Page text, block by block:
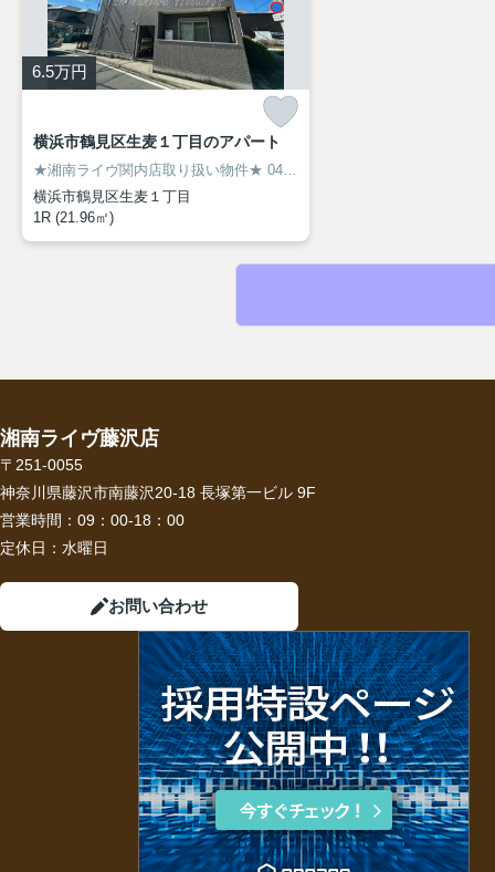
6.5万円
横浜市鶴見区生麦１丁目のアパート
★湘南ライヴ関内店取り扱い物件★ 045-319-6094
横浜市鶴見区生麦１丁目
1R (21.96㎡)
湘南ライヴ藤沢店
〒251-0055
神奈川県藤沢市南藤沢20-18 長塚第一ビル 9F
営業時間： 09：00-18：00
定休日： 水曜日
お問い合わせ